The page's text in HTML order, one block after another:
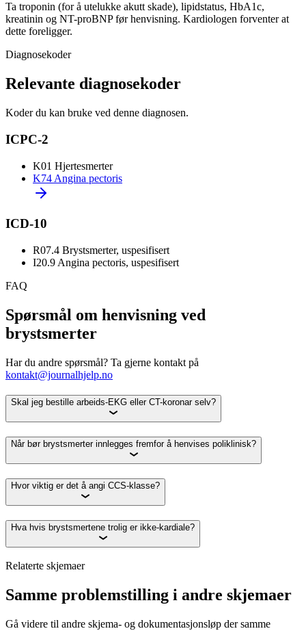
Ta troponin (for å utelukke akutt skade), lipidstatus, HbA1c,
kreatinin og NT-proBNP før henvisning. Kardiologen forventer at
dette foreligger.
Diagnosekoder
Relevante diagnosekoder
Koder du kan bruke ved denne diagnosen.
ICPC-2
K01 Hjertesmerter
K74 Angina pectoris
ICD-10
R07.4 Brystsmerter, uspesifisert
I20.9 Angina pectoris, uspesifisert
FAQ
Spørsmål om henvisning ved
brystsmerter
Har du andre spørsmål? Ta gjerne kontakt på
kontakt@journalhjelp.no
Skal jeg bestille arbeids-EKG eller CT-koronar selv?
Når bør brystsmerter innlegges fremfor å henvises poliklinisk?
Hvor viktig er det å angi CCS-klasse?
Hva hvis brystsmertene trolig er ikke-kardiale?
Relaterte skjemaer
Samme problemstilling i andre skjemaer
Gå videre til andre skjema- og dokumentasjonsløp der samme